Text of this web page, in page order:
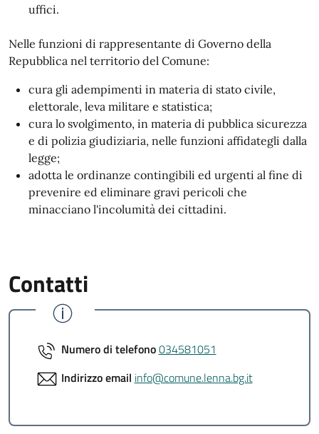
uffici.
Nelle funzioni di rappresentante di Governo della
Repubblica nel territorio del Comune:
cura gli adempimenti in materia di stato civile,
elettorale, leva militare e statistica;
cura lo svolgimento, in materia di pubblica sicurezza
e di polizia giudiziaria, nelle funzioni affidategli dalla
legge;
adotta le ordinanze contingibili ed urgenti al fine di
prevenire ed eliminare gravi pericoli che
minacciano l'incolumità dei cittadini.
Contatti
Numero di telefono034581051
Indirizzo email info@comune.lenna.bg.it